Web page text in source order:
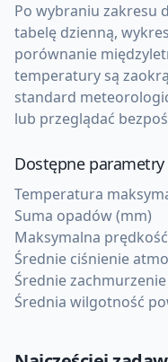
Po wybraniu zakresu
tabelę dzienną,
porównanie
temperatury są
standard
lub przeglądać
Dostępne
Temperatura
Suma opadów (mm)
Maksymalna
Średnie ciśnienie
Średnie zachmurzenie
Średnia wilgotność